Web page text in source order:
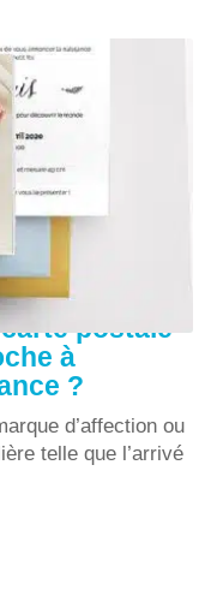
postale
à
?
d’affection ou
telle que l’arrivé